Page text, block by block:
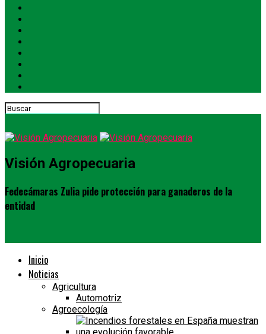
Visión Agropecuaria
Fedecámaras Zulia pide protección para ganaderos de la
entidad
Inicio
Noticias
Agricultura
Automotriz
Agroecología